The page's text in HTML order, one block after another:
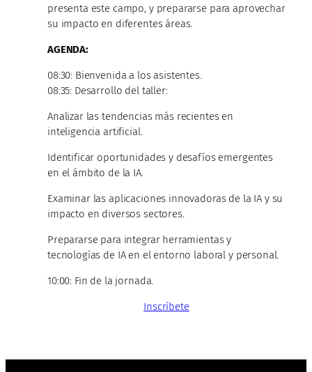
presenta este campo, y prepararse para aprovechar
su impacto en diferentes áreas.
AGENDA:
08:30: Bienvenida a los asistentes.
08:35: Desarrollo del taller:
Analizar las tendencias más recientes en
inteligencia artificial.
Identificar oportunidades y desafíos emergentes
en el ámbito de la IA.
Examinar las aplicaciones innovadoras de la IA y su
impacto en diversos sectores.
Prepararse para integrar herramientas y
tecnologías de IA en el entorno laboral y personal.
10:00: Fin de la jornada.
Inscríbete